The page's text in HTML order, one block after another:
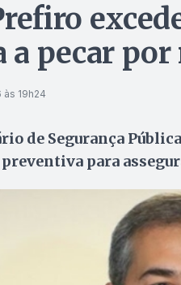
pecar por
às 19h24
de Segurança
para